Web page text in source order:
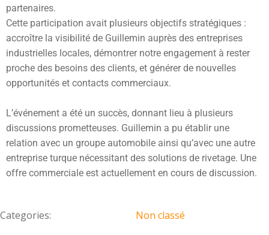
partenaires.
Cette participation avait plusieurs objectifs stratégiques :
accroître la visibilité de Guillemin auprès des entreprises
industrielles locales, démontrer notre engagement à rester
proche des besoins des clients, et générer de nouvelles
opportunités et contacts commerciaux.
L’événement a été un succès, donnant lieu à plusieurs
discussions prometteuses. Guillemin a pu établir une
relation avec un groupe automobile ainsi qu’avec une autre
entreprise turque nécessitant des solutions de rivetage. Une
offre commerciale est actuellement en cours de discussion.
Categories: Non classé